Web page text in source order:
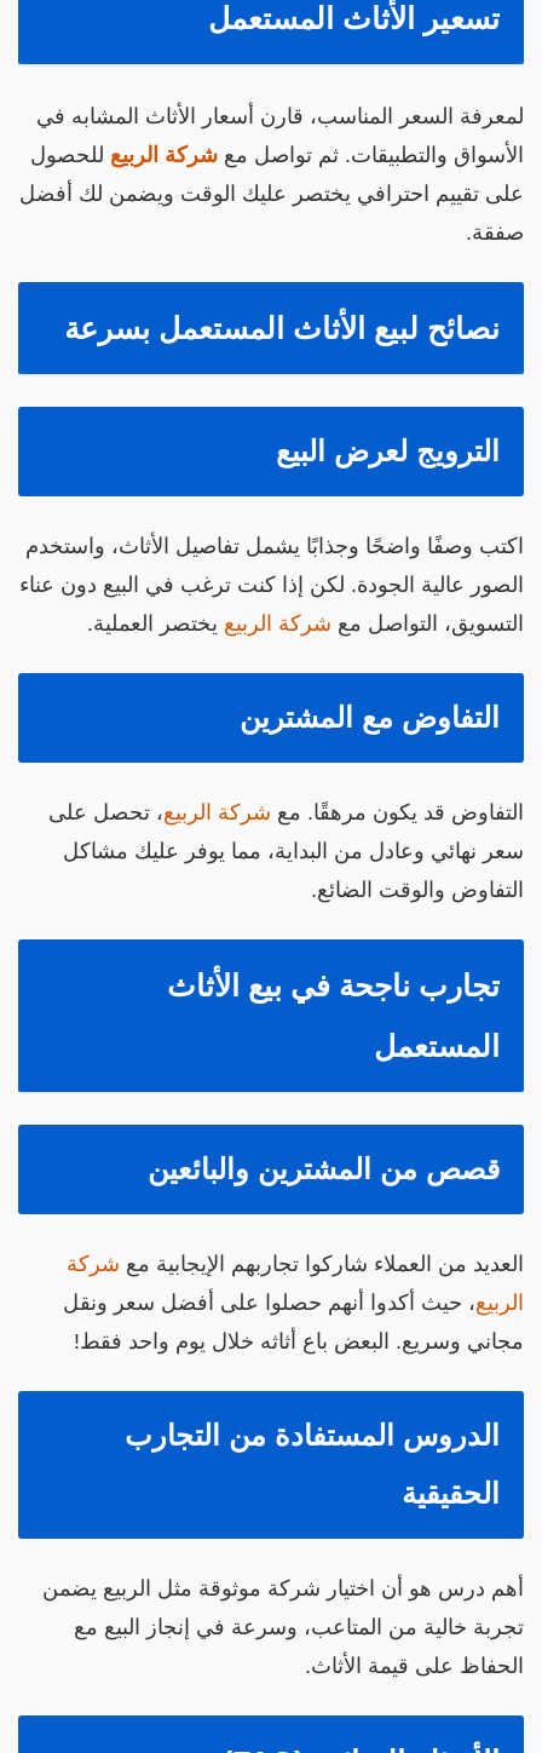
تسعير الأثاث المستعمل
السعر المناسب، قارن أسعار الأثاث المشابه في
والتطبيقات. ثم تواصل معشركة الربيع للحصول
تقييم احترافي يختصر عليك الوقت ويضمن لك أفضل
نصائح لبيع الأثاث المستعمل بسرعة
الترويج لعرض البيع
وصفًا واضحًا وجذابًا يشمل تفاصيل الأثاث، واستخدم
عالية الجودة. لكن إذا كنت ترغب في البيع دون عناء
التواصل معشركة الربيعيختصر العملية.
التفاوض مع المشترين
قد يكون مرهقًا. معشركة الربيع، تحصل على
نهائي وعادل من البداية، مما يوفر عليك مشاكل
والوقت الضائع.
تجارب ناجحة في بيع الأثاث
المستعمل
قصص من المشترين والبائعين
من العملاء شاركوا تجاربهم الإيجابية معشركة
، حيث أكدوا أنهم حصلوا على أفضل سعر ونقل
وسريع. البعض باع أثاثه خلال يوم واحد فقط!
الدروس المستفادة من التجارب
الحقيقية
درس هو أن اختيار شركة موثوقة مثل الربيع يضمن
خالية من المتاعب، وسرعة في إنجاز البيع مع
على قيمة الأثاث.